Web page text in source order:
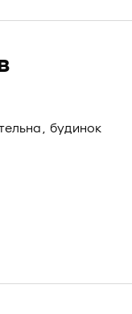
будинок